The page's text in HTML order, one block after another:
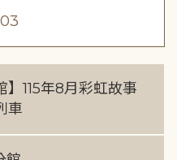
】115年8月彩虹故事
車